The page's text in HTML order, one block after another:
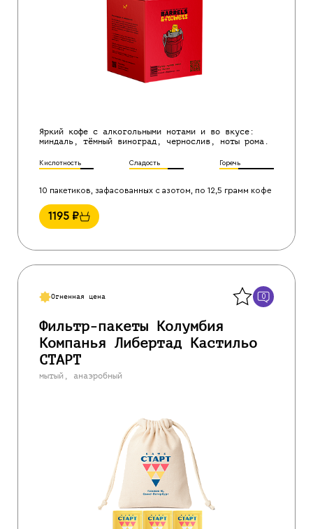
Яркий кофе с алкогольными нотами и во вкусе:
миндаль, тёмный виноград, чернослив, ноты рома.
Кислотность Сладость Горечь
10 пакетиков, зафасованных с азотом, по 12,5 грамм кофе
1195 ₽
Огненная цена 0
Фильтр-пакеты Колумбия
Компанья Либертад Кастильо
СТАРТ
мытый, анаэробный